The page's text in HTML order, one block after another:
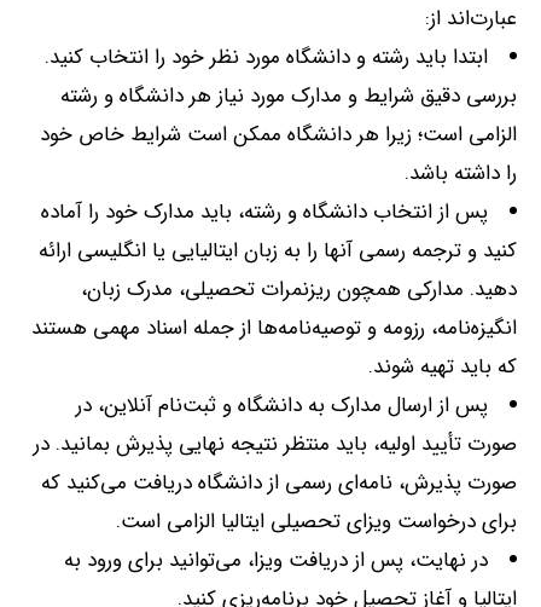
عبارت‌اند از:
ابتدا باید رشته و دانشگاه مورد نظر خود را انتخاب کنید.
بررسی دقیق شرایط و مدارک مورد نیاز هر دانشگاه و رشته
الزامی است؛ زیرا هر دانشگاه ممکن است شرایط خاص خود
را داشته باشد.
پس از انتخاب دانشگاه و رشته، باید مدارک خود را آماده
کنید و ترجمه رسمی آنها را به زبان ایتالیایی یا انگلیسی ارائه
دهید. مدارکی همچون ریزنمرات تحصیلی، مدرک زبان،
انگیزه‌نامه، رزومه و توصیه‌نامه‌ها از جمله اسناد مهمی هستند
که باید تهیه شوند.
پس از ارسال مدارک به دانشگاه و ثبت‌نام آنلاین، در
صورت تأیید اولیه، باید منتظر نتیجه نهایی پذیرش بمانید. در
صورت پذیرش، نامه‌ای رسمی از دانشگاه دریافت می‌کنید که
برای درخواست ویزای تحصیلی ایتالیا الزامی است.
در نهایت، پس از دریافت ویزا، می‌توانید برای ورود به
ایتالیا و آغاز تحصیل خود برنامه‌ریزی کنید.